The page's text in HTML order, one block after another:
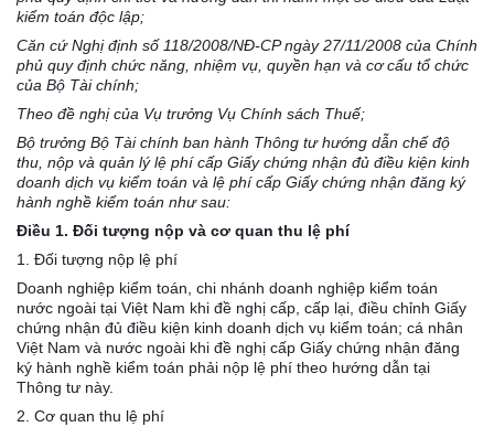
kiểm toán độc lập;
Căn cứ Nghị định số 118/2008/NĐ-CP ngày 27/11/2008 của Chính
phủ quy định chức năng, nhiệm vụ, quyền hạn và cơ cấu tổ chức
của Bộ Tài chính;
Theo đề nghị của Vụ trưởng Vụ Chính sách Thuế;
Bộ trưởng Bộ Tài chính ban hành Thông tư hướng dẫn chế độ
thu, nộp và quản lý lệ phí cấp Giấy chứng nhận đủ điều kiện kinh
doanh dịch vụ kiểm toán và lệ phí cấp Giấy chứng nhận đăng ký
hành nghề kiểm toán như sau:
Điều 1. Đối tượng nộp và cơ quan thu lệ phí
1. Đối tượng nộp lệ phí
Doanh nghiệp kiểm toán, chi nhánh doanh nghiệp kiểm toán
nước ngoài tại Việt Nam khi đề nghị cấp, cấp lại, điều chỉnh Giấy
chứng nhận đủ điều kiện kinh doanh dịch vụ kiểm toán; cá nhân
Việt Nam và nước ngoài khi đề nghị cấp Giấy chứng nhận đăng
ký hành nghề kiểm toán phải nộp lệ phí theo hướng dẫn tại
Thông tư này.
2. Cơ quan thu lệ phí